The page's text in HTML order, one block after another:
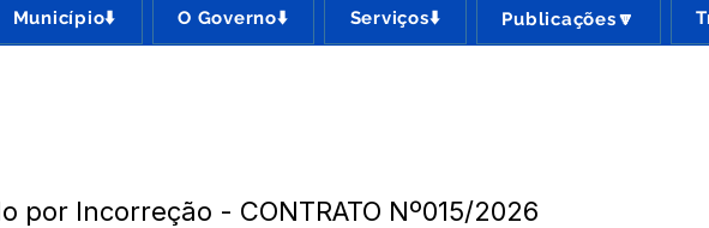
Município⬇️ O Governo⬇️ Serviços⬇️ Publicações🔽
por Incorreção - CONTRATO Nº015/2026